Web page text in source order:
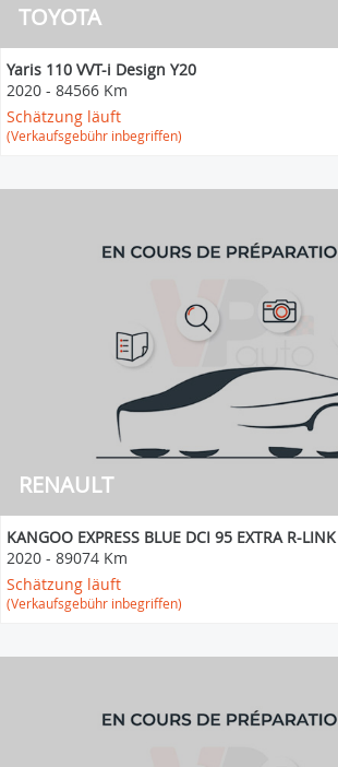
TOYOTA
Yaris 110 VVT-i Design Y20
2020 - 84566 Km
Schätzung läuft
(Verkaufsgebühr inbegriffen)
RENAULT
KANGOO EXPRESS BLUE DCI 95 EXTRA R-LINK
2020 - 89074 Km
Schätzung läuft
(Verkaufsgebühr inbegriffen)